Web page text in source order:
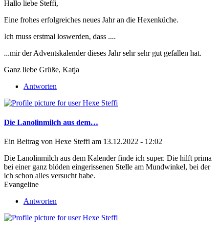
Hallo liebe Steffi,
Eine frohes erfolgreiches neues Jahr an die Hexenküche.
Ich muss erstmal loswerden, dass ....
...mir der Adventskalender dieses Jahr sehr sehr gut gefallen hat.
Ganz liebe Grüße, Katja
Antworten
Die Lanolinmilch aus dem…
Ein Beitrag von Hexe Steffi am 13.12.2022 - 12:02
Die Lanolinmilch aus dem Kalender finde ich super. Die hilft prima
bei einer ganz blöden eingerissenen Stelle am Mundwinkel, bei der
ich schon alles versucht habe.
Evangeline
Antworten